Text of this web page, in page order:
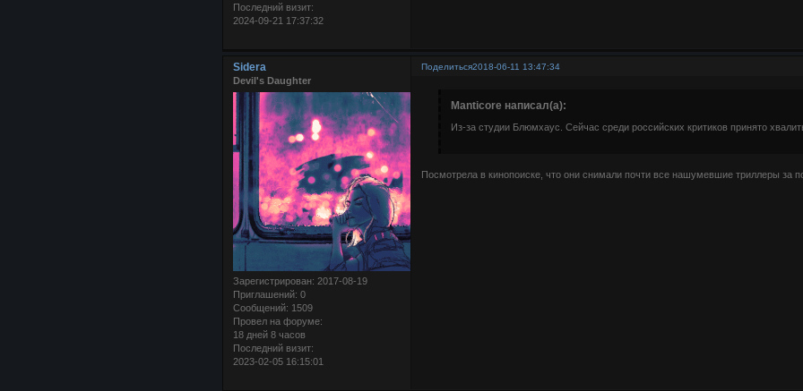
Последний визит:
2024-09-21 17:37:32
Поделиться2018-06-11 13:47:34
Sidera
Devil's Daughter
Зарегистрирован: 2017-08-19
Приглашений: 0
Сообщений: 1509
Провел на форуме:
18 дней 8 часов
Последний визит:
2023-02-05 16:15:01
Manticore написал(а):
Из-за студии Блюмхаус. Сейчас среди российских критиков принято
Посмотрела в кинопоиске, что они снимали почти все нашумевшие триллеры за